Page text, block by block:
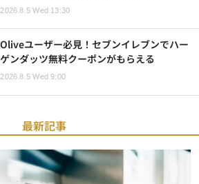
2026.8.5 Wed 13:30
Oliveユーザー必見！セブンイレブンでハー
ゲンダッツ無料クーポンがもらえる
2026.8.5 Wed 9:00
最新記事